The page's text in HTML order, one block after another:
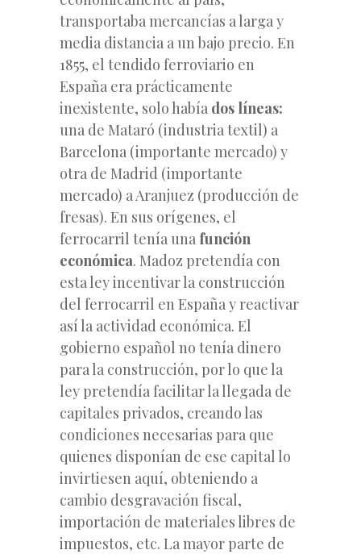
transportaba mercancías a larga y
media distancia a un bajo precio. En
1855, el tendido ferroviario en
España era prácticamente
inexistente, solo había dos líneas:
una de Mataró (industria textil) a
Barcelona (importante mercado) y
otra de Madrid (importante
mercado) a Aranjuez (producción de
fresas). En sus orígenes, el
ferrocarril tenía una función
económica. Madoz pretendía con
esta ley incentivar la construcción
del ferrocarril en España y reactivar
así la actividad económica. El
gobierno español no tenía dinero
para la construcción, por lo que la
ley pretendía facilitar la llegada de
capitales privados, creando las
condiciones necesarias para que
quienes disponían de ese capital lo
invirtiesen aquí, obteniendo a
cambio desgravación fiscal,
importación de materiales libres de
impuestos, etc. La mayor parte de